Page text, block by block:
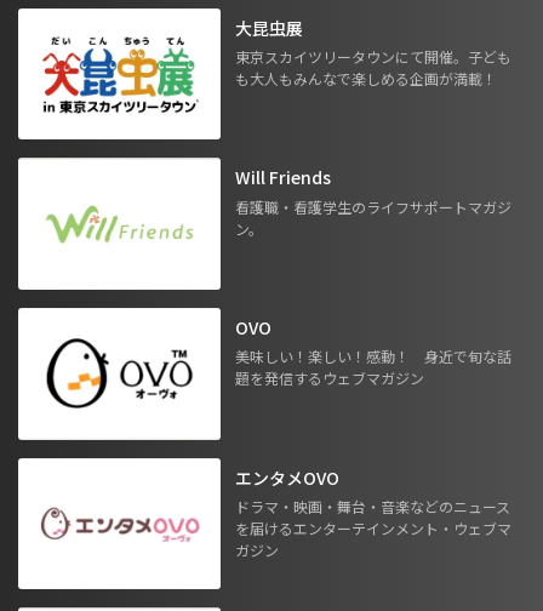
大昆虫展
東京スカイツリータウンにて開催。子ども
も大人もみんなで楽しめる企画が満載！
Will Friends
看護職・看護学生のライフサポートマガジ
ン。
OVO
美味しい！楽しい！感動！ 身近で旬な話
題を発信するウェブマガジン
エンタメOVO
ドラマ・映画・舞台・音楽などのニュース
を届けるエンターテインメント・ウェブマ
ガジン